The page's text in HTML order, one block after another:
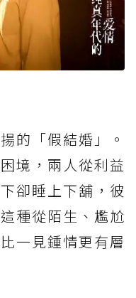
的「假結婚」。
境，兩人從利益
卻睡上下舖，彼
種從陌生、尷尬
一見鍾情更有層